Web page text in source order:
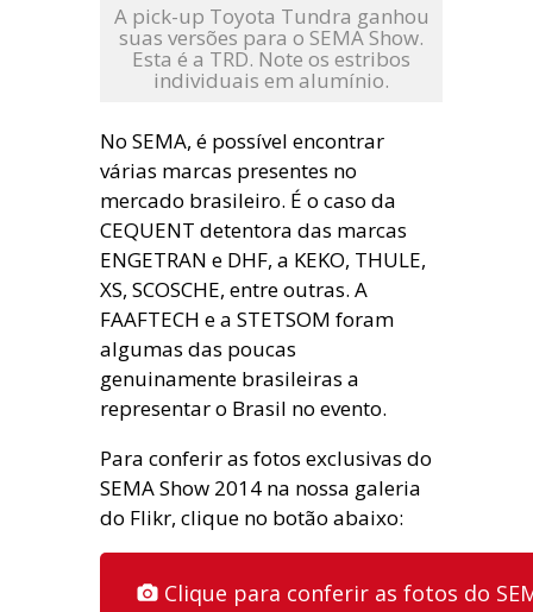
A pick-up Toyota Tundra ganhou
suas versões para o SEMA Show.
Esta é a TRD. Note os estribos
individuais em alumínio.
No SEMA, é possível encontrar
várias marcas presentes no
mercado brasileiro. É o caso da
CEQUENT detentora das marcas
ENGETRAN e DHF, a KEKO, THULE,
XS, SCOSCHE, entre outras. A
FAAFTECH e a STETSOM foram
algumas das poucas
genuinamente brasileiras a
representar o Brasil no evento.
Para conferir as fotos exclusivas do
SEMA Show 2014 na nossa galeria
do Flikr, clique no botão abaixo:
Clique para conferir as fotos do